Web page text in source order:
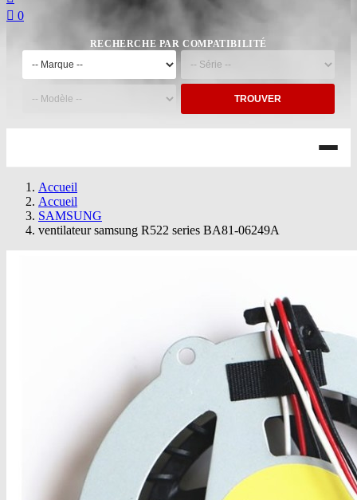
 0
RECHERCHE PAR COMPATIBILITÉ
TROUVER
Accueil
Accueil
SAMSUNG
ventilateur samsung R522 series BA81-06249A